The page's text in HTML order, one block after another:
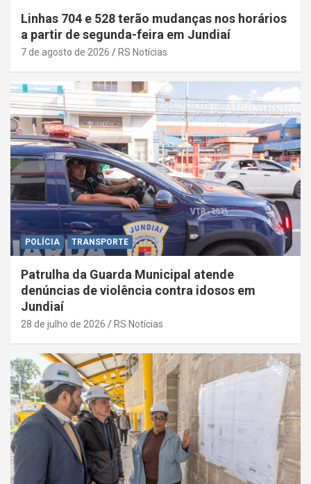
Linhas 704 e 528 terão mudanças nos horários
a partir de segunda-feira em Jundiaí
7 de agosto de 2026 RS Notícias
POLÍCIA TRANSPORTE
Patrulha da Guarda Municipal atende
denúncias de violência contra idosos em
Jundiaí
28 de julho de 2026 RS Notícias